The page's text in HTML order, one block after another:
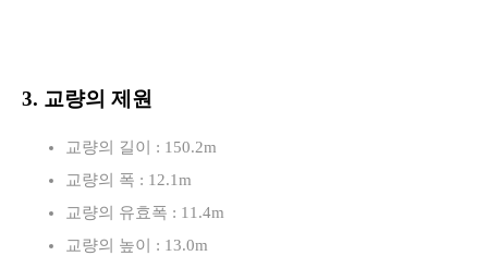
3. 교량의 제원
교량의 길이 : 150.2m
교량의 폭 : 12.1m
교량의 유효폭 : 11.4m
교량의 높이 : 13.0m